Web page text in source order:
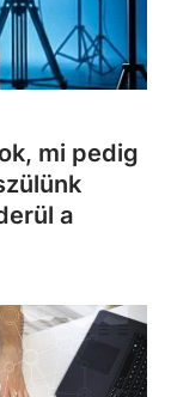
mi pedig
a